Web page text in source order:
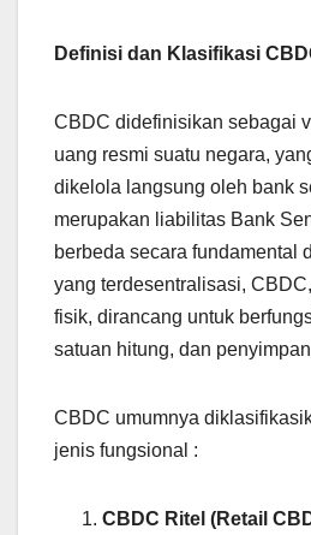
Definisi dan Klasifikasi
CBDC didefinisikan sebagai
uang resmi suatu negara,
dikelola langsung oleh bank
merupakan liabilitas Bank
berbeda secara fundamental
yang terdesentralisasi,
fisik, dirancang untuk
satuan hitung, dan
CBDC umumnya
jenis fungsional :
CBDC Ritel (Retail